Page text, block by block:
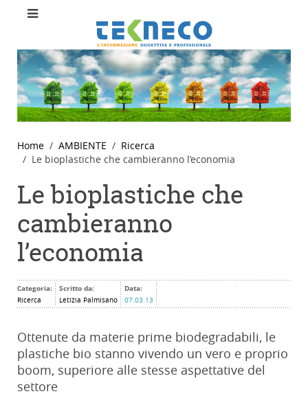
Home AMBIENTE
Ricerca
Le bioplastiche che cambieranno l’economia
Le bioplastiche che
cambieranno
l’economia
Categoria:
Ricerca
Scritto da:
Letizia Palmisano
Data:
07.03.13
Ottenute da materie prime biodegradabili, le
plastiche bio stanno vivendo un vero e proprio
boom, superiore alle stesse aspettative del
settore